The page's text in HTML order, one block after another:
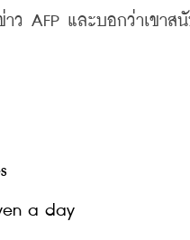
AFP และบอกว่าเขาส
a day